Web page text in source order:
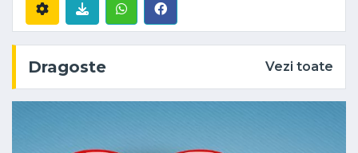
Dragoste Vezi toate